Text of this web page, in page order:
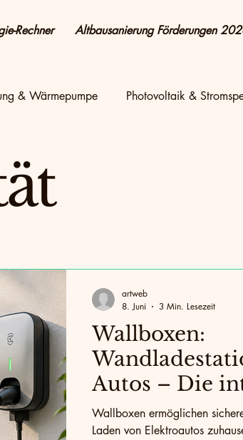
Rechner Altbausanierung Förderungen
& Wärmepumpe Photovoltaik &
senken
Energie & Wohnen + Sanierung
E-Mobilität Nachhaltiges Wohnen
CO2-Reduktion Baustoffe
Wallboxen:
Autos – Die
Ladelösung
Wallboxen ermöglichen
Laden von Elektroautos
artweb
8. Juni
3 Min. Lesezeit